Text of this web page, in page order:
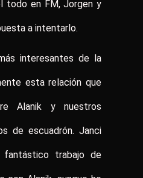
todo en FM, Jorgen y
a intentarlo.
interesantes de la
esta relación que
Alanik y nuestros
de escuadrón. Janci
trabajo de